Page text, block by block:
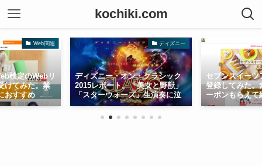
kochiki.com
Web関連
検定のWebリ
けてみた。業
おすすめ
ディズニー
ディズニー・オン・クラシック
2015レポート。「美女と野獣」
「スターウォーズ」生演奏に泣
いた
セブンスイーツ
登録してみた。
ーポンもらえて